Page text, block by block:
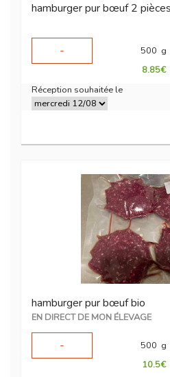
hamburger pur bœuf 2 pièces
-
500 g
8.85€
Réception souhaitée le
hamburger pur bœuf bio
EN DIRECT DE MON ÉLEVAGE
-
500 g
10.5€